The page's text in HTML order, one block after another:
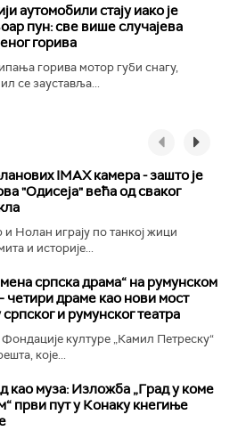
аутомобили стају иако је
пун: све више случајева
горива
горива мотор губи снагу,
се зауставља...
IMAX камера - зашто је
"Одисеја" већа од сваког
Нолан играју по танкој жици
и историје...
српска драма“ на румунском
четири драме као нови мост
и румунског театра
културе „Камил Петреску“
које...
као муза: Изложба „Град у коме
први пут у Конаку кнегиње